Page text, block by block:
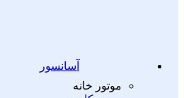
آسانسور
موتور خانه